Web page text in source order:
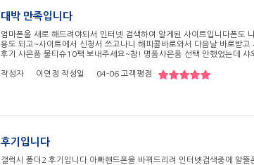
대박 만족입니다
엄마폰을 새로 해드려야되서 인터넷 검색하여 알게된 사이트입니다폰도
용도 되고~사이트에서 신청서 쓰고나니 해피콜바로와서 다음날 바로받
후기 사은품 물티슈10팩 보내주세요~참! 명품사은품 선택 안했었는데 샤
작성자 이연정 작성일 04-06 고객평점
후기입니다
갤럭시 폴더2 후기입니다 아빠핸드폰을 바꿔드리려 인터넷검색중에 알